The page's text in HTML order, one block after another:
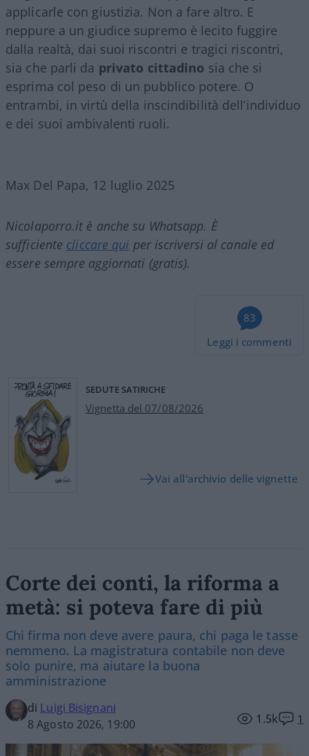
applicarle con giustizia. Non a fare altro. E
neppure a un giudice supremo è lecito fuggire
dalla realtà, dai suoi riscontri e tragici riscontri,
sia che parli da privato cittadino sia che si
esprima col peso di un pubblico potere. O
entrambi, in virtù della inscindibilità dell’individuo
e dei suoi ambivalenti ruoli.
Max Del Papa, 12 luglio 2025
Nicolaporro.it è anche su Whatsapp. È
sufficiente cliccare qui per iscriversi al canale ed
essere sempre aggiornati (gratis).
83
Leggi i commenti
SEDUTE SATIRICHE
Vignetta del 07/08/2026
Vai all'archivio delle vignette
Corte dei conti, la riforma a
metà: si poteva fare di più
Chi firma non deve avere paura, chi paga le tasse
nemmeno. La magistratura contabile non deve
solo punire, ma aiutare la buona
amministrazione
di Luigi Bisignani
8 Agosto 2026, 19:00
1.5k 1